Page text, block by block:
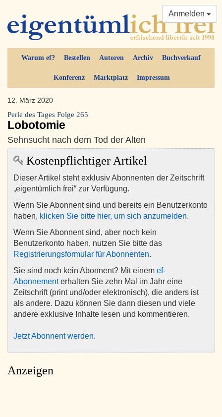
Warum ef? Bestellen Autoren Archiv Buchverkauf
Konferenz Marktplatz Impressum
Anmelden
12. März 2020
Perle des Tages Folge 265
Lobotomie
Sehnsucht nach dem Tod der Alten
Kostenpflichtiger Artikel
Dieser Artikel steht exklusiv Abonnenten der Zeitschrift
„eigentümlich frei“ zur Verfügung.
Wenn Sie Abonnent sind und bereits ein Benutzerkonto
haben, klicken Sie bitte hier, um sich anzumelden.
Wenn Sie Abonnent sind, aber noch kein
Benutzerkonto haben, nutzen Sie bitte das
Registrierungsformular für Abonnenten.
Sie sind noch kein Abonnent? Mit einem ef-
Abonnementerhalten Sie zehn Mal im Jahr eine
Zeitschrift (print und/oder elektronisch), die anders ist
als andere. Dazu können Sie dann diesen und viele
andere exklusive Inhalte lesen und kommentieren.
Jetzt Abonnent werden.
Anzeigen